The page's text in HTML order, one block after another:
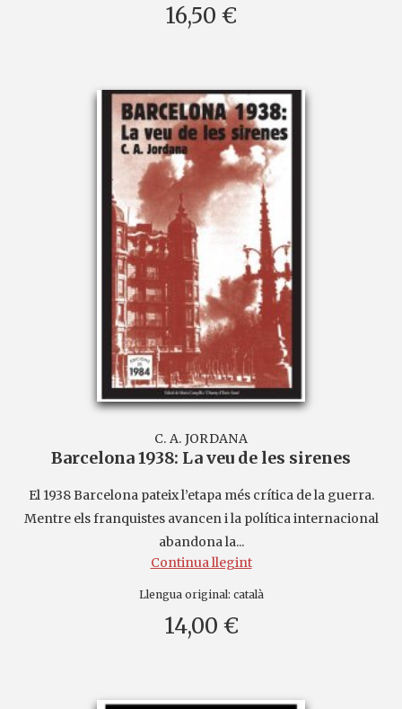
16,50 €
C. A. JORDANA
Barcelona 1938: La veu de les sirenes
El 1938 Barcelona pateix l’etapa més crítica de la guerra.
Mentre els franquistes avancen i la política internacional
abandona la...
Continua llegint
Llengua original: català
14,00 €